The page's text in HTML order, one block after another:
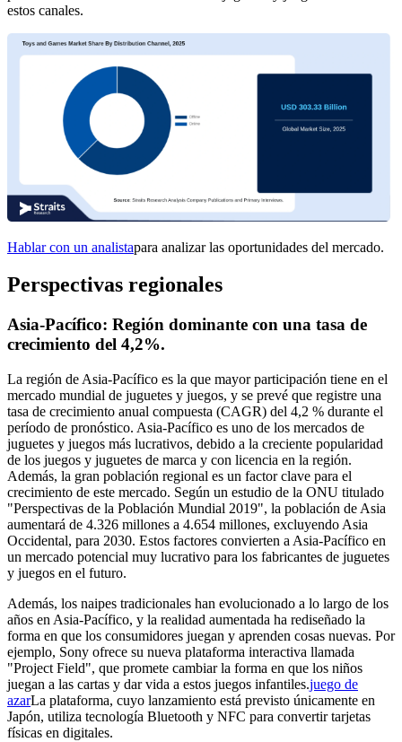
estos canales.
Hablar con un analistapara analizar las oportunidades del mercado.
Perspectivas regionales
Asia-Pacífico: Región dominante con una tasa de
crecimiento del 4,2%.
La región de Asia-Pacífico es la que mayor participación tiene en el
mercado mundial de juguetes y juegos, y se prevé que registre una
tasa de crecimiento anual compuesta (CAGR) del 4,2 % durante el
período de pronóstico. Asia-Pacífico es uno de los mercados de
juguetes y juegos más lucrativos, debido a la creciente popularidad
de los juegos y juguetes de marca y con licencia en la región.
Además, la gran población regional es un factor clave para el
crecimiento de este mercado. Según un estudio de la ONU titulado
"Perspectivas de la Población Mundial 2019", la población de Asia
aumentará de 4.326 millones a 4.654 millones, excluyendo Asia
Occidental, para 2030. Estos factores convierten a Asia-Pacífico en
un mercado potencial muy lucrativo para los fabricantes de juguetes
y juegos en el futuro.
Además, los naipes tradicionales han evolucionado a lo largo de los
años en Asia-Pacífico, y la realidad aumentada ha rediseñado la
forma en que los consumidores juegan y aprenden cosas nuevas. Por
ejemplo, Sony ofrece su nueva plataforma interactiva llamada
"Project Field", que promete cambiar la forma en que los niños
juegan a las cartas y dar vida a estos juegos infantiles.juego de
azarLa plataforma, cuyo lanzamiento está previsto únicamente en
Japón, utiliza tecnología Bluetooth y NFC para convertir tarjetas
físicas en digitales.